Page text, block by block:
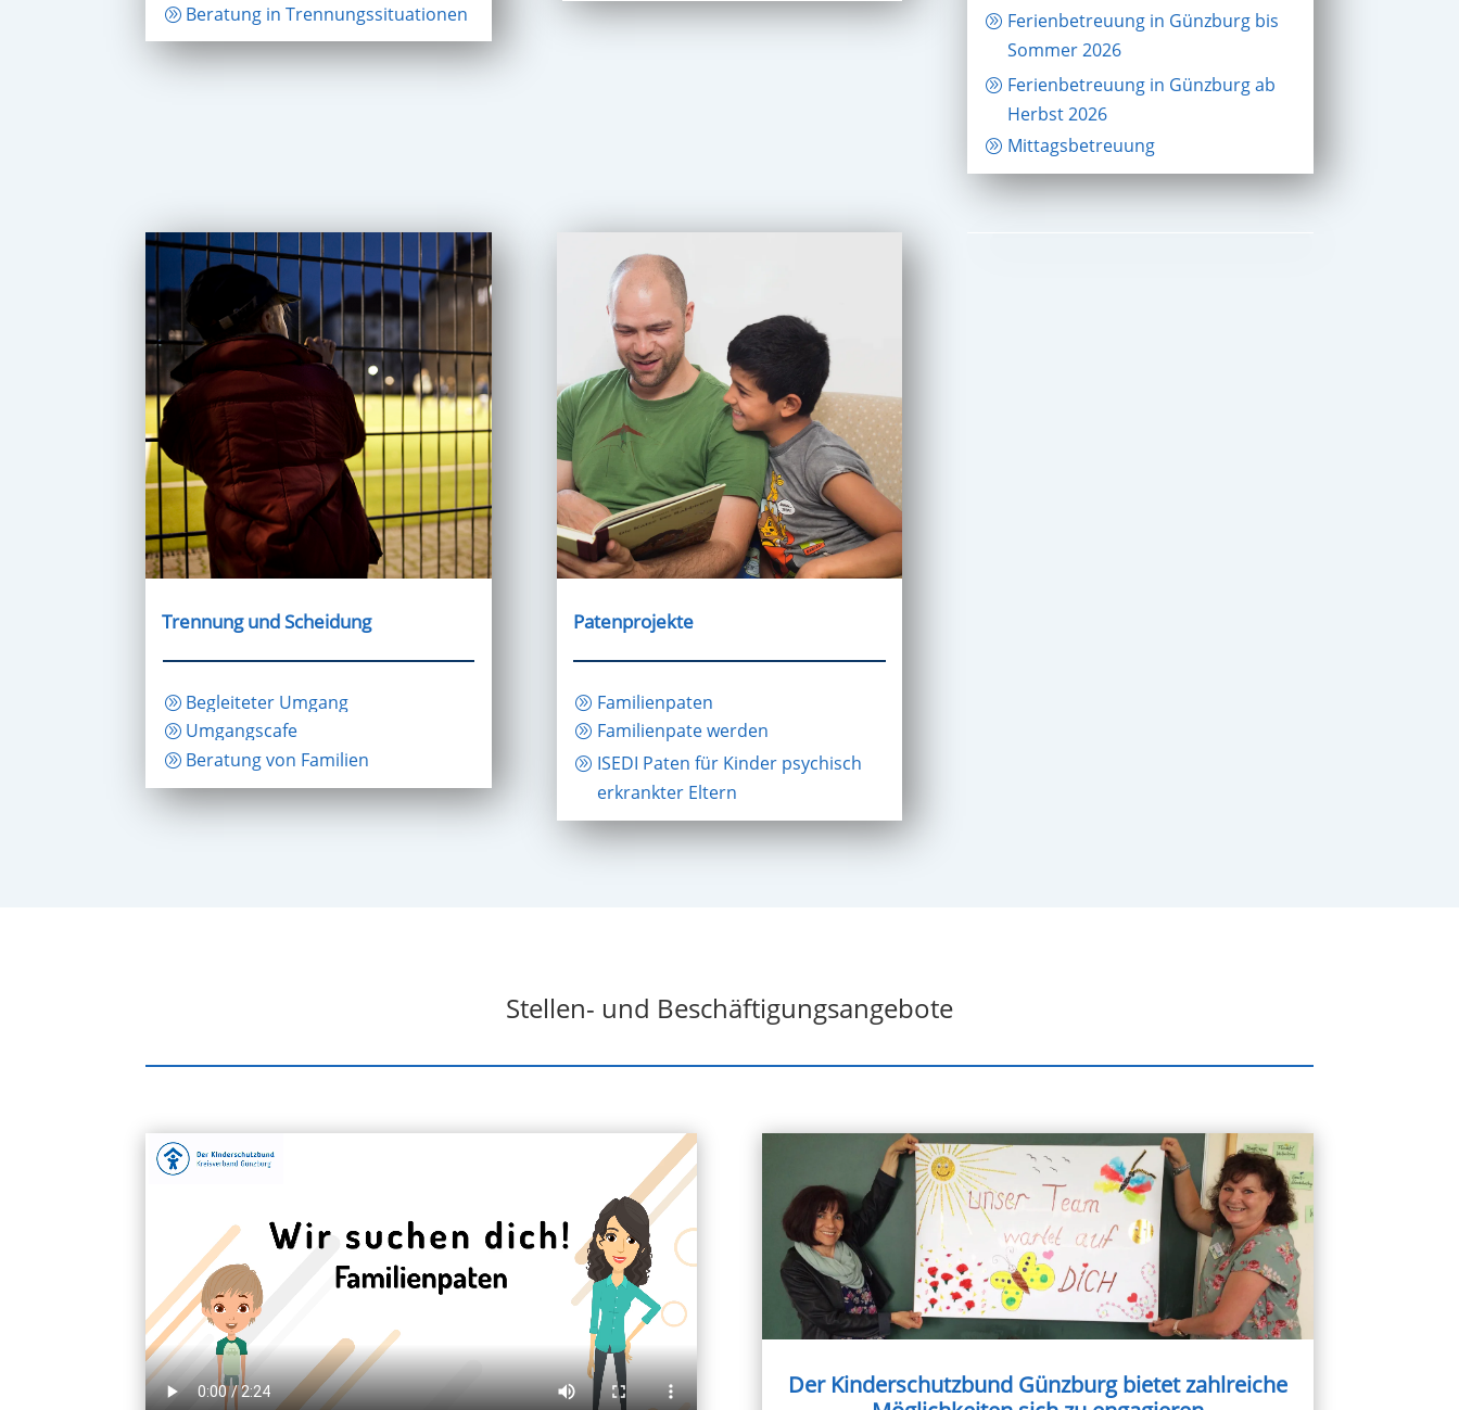
Beratung in Trennungssituationen
Ferienbetreuung in Günzburg bis
Sommer 2026
Ferienbetreuung in Günzburg ab
Herbst 2026
Mittagsbetreuung
Trennung und Scheidung
Begleiteter Umgang
Umgangscafe
Beratung von Familien
Patenprojekte
Familienpaten
Familienpate werden
ISEDI Paten für Kinder psychisch
erkrankter Eltern
Stellen- und Beschäftigungsangebote
Der Kinderschutzbund Günzburg bietet zahlreiche